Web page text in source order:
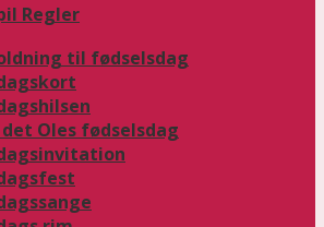
Regler
til fødselsdag
Oles fødselsdag